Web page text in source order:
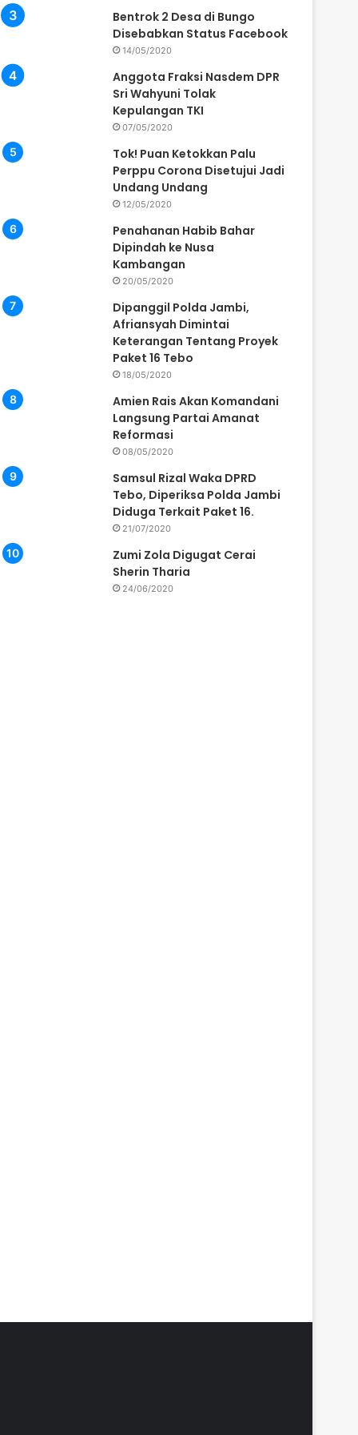
Bentrok 2 Desa di Bungo
Disebabkan Status Facebook
14/05/2020
Anggota Fraksi Nasdem DPR
Sri Wahyuni Tolak
Kepulangan TKI
07/05/2020
Tok! Puan Ketokkan Palu
Perppu Corona Disetujui Jadi
Undang Undang
12/05/2020
Penahanan Habib Bahar
Dipindah ke Nusa
Kambangan
20/05/2020
Dipanggil Polda Jambi,
Afriansyah Dimintai
Keterangan Tentang Proyek
Paket 16 Tebo
18/05/2020
Amien Rais Akan Komandani
Langsung Partai Amanat
Reformasi
08/05/2020
Samsul Rizal Waka DPRD
Tebo, Diperiksa Polda Jambi
Diduga Terkait Paket 16.
21/07/2020
Zumi Zola Digugat Cerai
Sherin Tharia
24/06/2020